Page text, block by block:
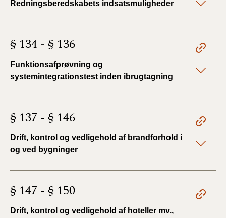
Redningsberedskabets indsatsmuligheder
§ 134 - § 136
Funktionsafprøvning og
systemintegrationstest inden ibrugtagning
§ 137 - § 146
Drift, kontrol og vedligehold af brandforhold i
og ved bygninger
§ 147 - § 150
Drift, kontrol og vedligehold af hoteller mv.,